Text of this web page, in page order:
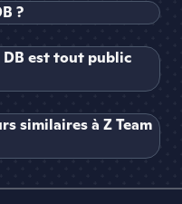
?
DB est tout public
similaires à Z Team